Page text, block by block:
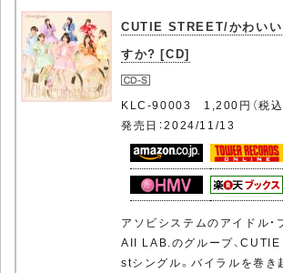
CUTIE STREET/かわい
すか? [CD]
KLC-90003 1,200円（税込
発売日：2024/11/13
アソビシステムのアイドル・
AII LAB.のグループ、
stシングル。バイラルを巻き